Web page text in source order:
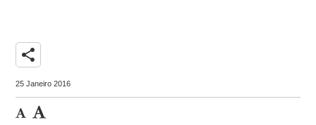
share
25 Janeiro 2016